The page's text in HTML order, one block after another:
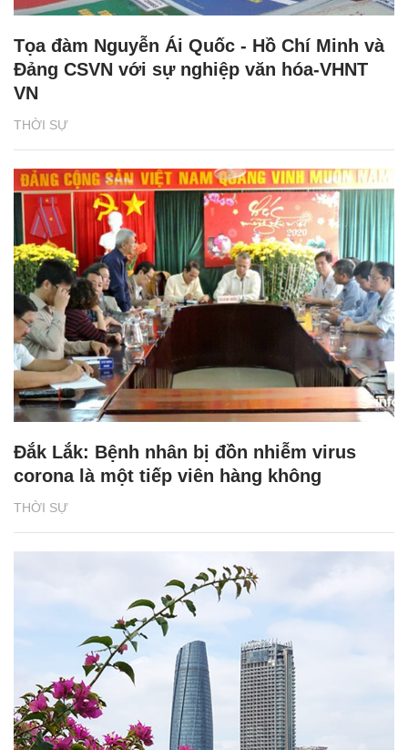
THỜI SỰ
Tọa đàm Nguyễn Ái Quốc - Hồ Chí Minh và
Đảng CSVN với sự nghiệp văn hóa-VHNT
VN
THỜI SỰ
Đắk Lắk: Bệnh nhân bị đồn nhiễm virus
corona là một tiếp viên hàng không